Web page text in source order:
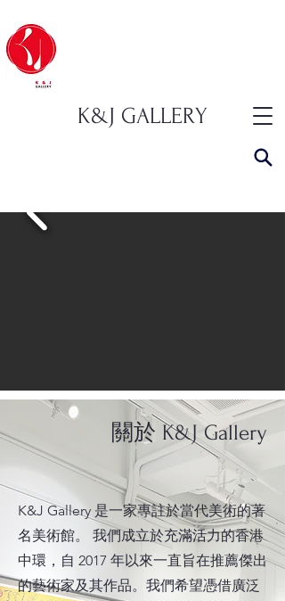
K&J GALLERY
關於 K&J Gallery
K&J Gallery 是一家專註於當代美術的著
名美術館。 我們成立於充滿活力的香港
中環，自 2017 年以來一直旨在推薦傑出
的藝術家及其作品。我們希望憑借廣泛